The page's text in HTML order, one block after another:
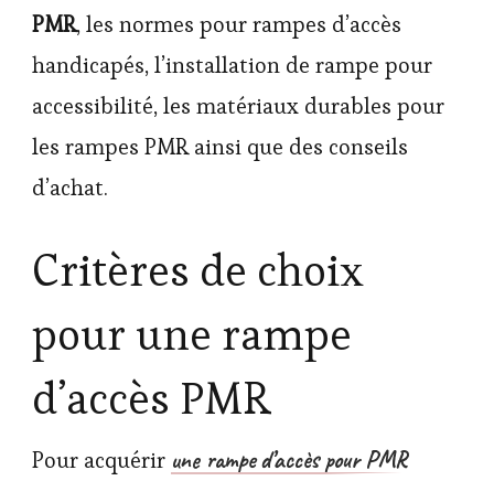
PMR, les normes pour rampes d’accès
handicapés, l’installation de rampe pour
accessibilité, les matériaux durables pour
les rampes PMR ainsi que des conseils
d’achat.
Critères de choix
pour une rampe
d’accès PMR
Pour acquérir une rampe d’accès pour PMR